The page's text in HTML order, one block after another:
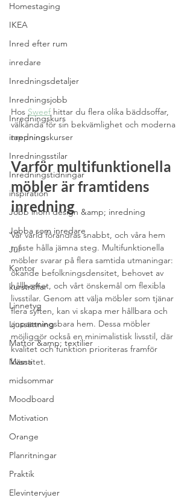
Homestaging
IKEA
Inred efter rum
inredare
Inredningsdetaljer
Inredningsjobb
Inredningskurs
inredningskurser
Inredningsstilar
Inredningstidningar
inspiration
Jobb inom design &amp; inredning
Jobba som inredare
Jul
Kontor
kursträffar
Linnetyg
Ljussättning
Mattor &amp; textilier
Mässa
midsommar
Moodboard
Motivation
Orange
Planritningar
Praktik
Elevintervjuer
Hos Sweef hittar du flera olika bäddsoffar,
välkända för sin bekvämlighet och moderna
tappning
Varför multifunktionella
möbler är framtidens
inredning
Vår värld förändras snabbt, och våra hem
måste hålla jämna steg. Multifunktionella
möbler svarar på flera samtida utmaningar:
ökande befolkningsdensitet, behovet av
hållbarhet, och vårt önskemål om flexibla
livsstilar. Genom att välja möbler som tjänar
flera syften, kan vi skapa mer hållbara och
anpassningsbara hem. Dessa möbler
möjliggör också en minimalistisk livsstil, där
kvalitet och funktion prioriteras framför
kvantitet.